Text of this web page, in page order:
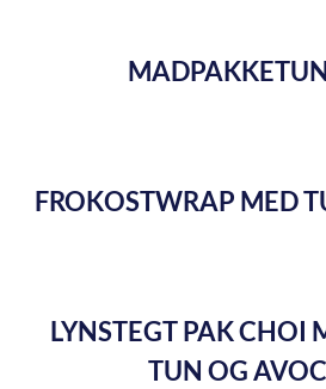
FROKOSTWRAP MED
LYNSTEGT PAK CHOI
TUN OG